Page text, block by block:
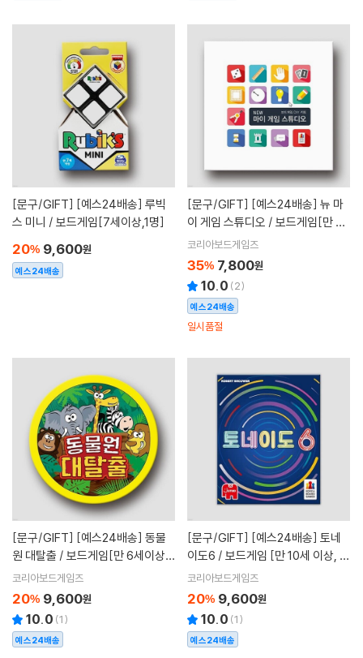
[문구/GIFT]
스 미니 / 보드게임[7세이상,1명]
20% 9,600원
예스24배송
[문구/GIFT]
이 게임 스튜디오 / 보드게임[만 5
세이상]
코리아보드게임즈
35% 7,800원
10.0 (2)
예스24배송
일시품절
[문구/GIFT]
원 대탈출 / 보드게임[만 6세이상,2
~5명]
코리아보드게임즈
20% 9,600원
10.0 (1)
예스24배송
[문구/GIFT]
이도6 / 보드게임 [만 10세 이상, 2
-6인용]
코리아보드게임즈
20% 9,600원
10.0 (1)
예스24배송